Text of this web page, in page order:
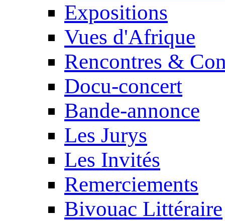
Expositions
Vues d'Afrique
Rencontres &
Docu-concert
Bande-annonce
Les Jurys
Les Invités
Remerciements
Bivouac Littéraire